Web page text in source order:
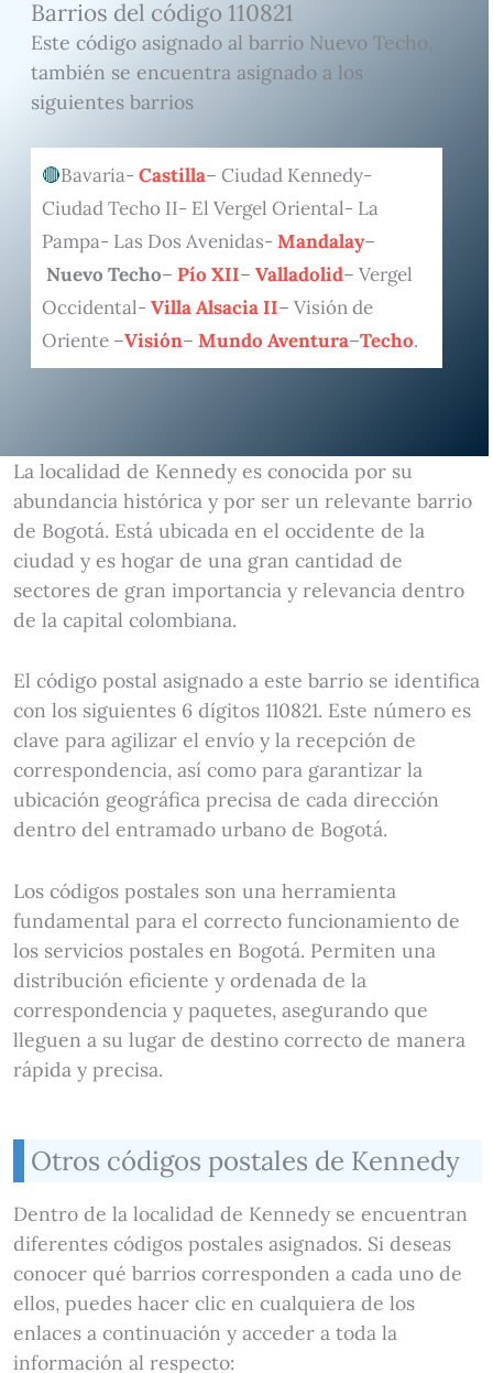
Barrios del código 110821
Este código asignado al barrio Nuevo Techo,
también se encuentra asignado a los
siguientes barrios
Bavaria- Castilla– Ciudad Kennedy-
Ciudad Techo II- El Vergel Oriental- La
Pampa- Las Dos Avenidas- Mandalay–
Nuevo Techo– Pío XII– Valladolid– Vergel
Occidental- Villa Alsacia II– Visión de
Oriente –Visión– Mundo Aventura–Techo.
La localidad de Kennedy es conocida por su
abundancia histórica y por ser un relevante barrio
de Bogotá. Está ubicada en el occidente de la
ciudad y es hogar de una gran cantidad de
sectores de gran importancia y relevancia dentro
de la capital colombiana.
El código postal asignado a este barrio se identifica
con los siguientes 6 dígitos 110821. Este número es
clave para agilizar el envío y la recepción de
correspondencia, así como para garantizar la
ubicación geográfica precisa de cada dirección
dentro del entramado urbano de Bogotá.
Los códigos postales son una herramienta
fundamental para el correcto funcionamiento de
los servicios postales en Bogotá. Permiten una
distribución eficiente y ordenada de la
correspondencia y paquetes, asegurando que
lleguen a su lugar de destino correcto de manera
rápida y precisa.
Otros códigos postales de Kennedy
Dentro de la localidad de Kennedy se encuentran
diferentes códigos postales asignados. Si deseas
conocer qué barrios corresponden a cada uno de
ellos, puedes hacer clic en cualquiera de los
enlaces a continuación y acceder a toda la
información al respecto: